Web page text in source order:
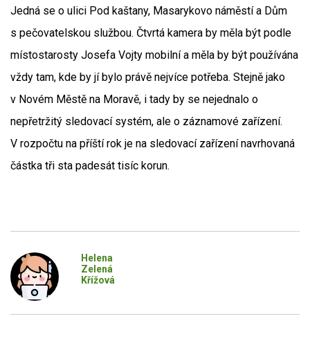
Jedná se o ulici Pod kaštany, Masarykovo náměstí a Dům
s pečovatelskou službou. Čtvrtá kamera by měla být podle
místostarosty Josefa Vojty mobilní a měla by být používána
vždy tam, kde by jí bylo právě nejvíce potřeba. Stejně jako
v Novém Městě na Moravě, i tady by se nejednalo o
nepřetržitý sledovací systém, ale o záznamové zařízení.
V rozpočtu na příští rok je na sledovací zařízení navrhovaná
částka tři sta padesát tisíc korun.
Helena
Zelená
Křížová